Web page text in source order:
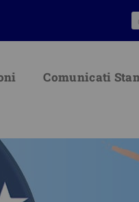
Comunicati